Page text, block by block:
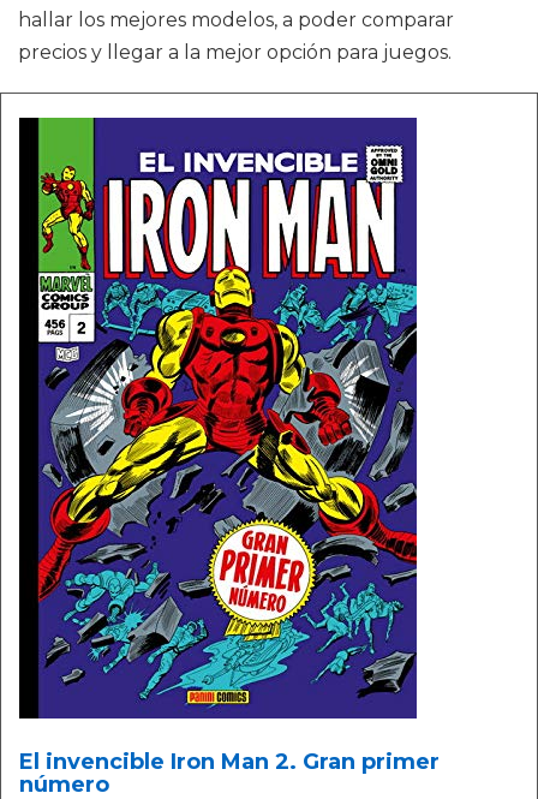
hallar los mejores modelos, a poder comparar
precios y llegar a la mejor opción para juegos.
El invencible Iron Man 2. Gran primer
número